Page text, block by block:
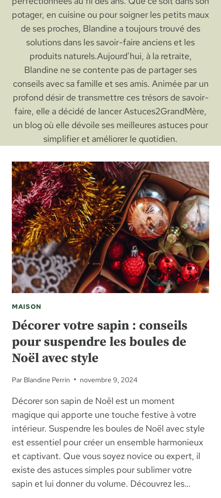
potager, en cuisine ou pour soigner les petits maux
de ses proches, Blandine a toujours trouvé des
solutions dans les savoir-faire anciens et les
produits naturels.Aujourd’hui, à la retraite,
Blandine ne se contente pas de partager ses
conseils avec sa famille et ses amis. Animée par un
profond désir de transmettre ces trésors de savoir-
faire, elle a décidé de lancer Astuces2GrandMère,
un blog où elle dévoile ses meilleures astuces pour
simplifier et améliorer le quotidien.
MAISON
Décorer votre sapin : conseils
pour suspendre les boules de
Noël avec style
Par Blandine Perrin novembre 9, 2024
Décorer son sapin de Noël est un moment
magique qui apporte une touche festive à votre
intérieur. Suspendre les boules de Noël avec style
est essentiel pour créer un ensemble harmonieux
et captivant. Que vous soyez novice ou expert, il
existe des astuces simples pour sublimer votre
sapin et lui donner du volume. Découvrez les…